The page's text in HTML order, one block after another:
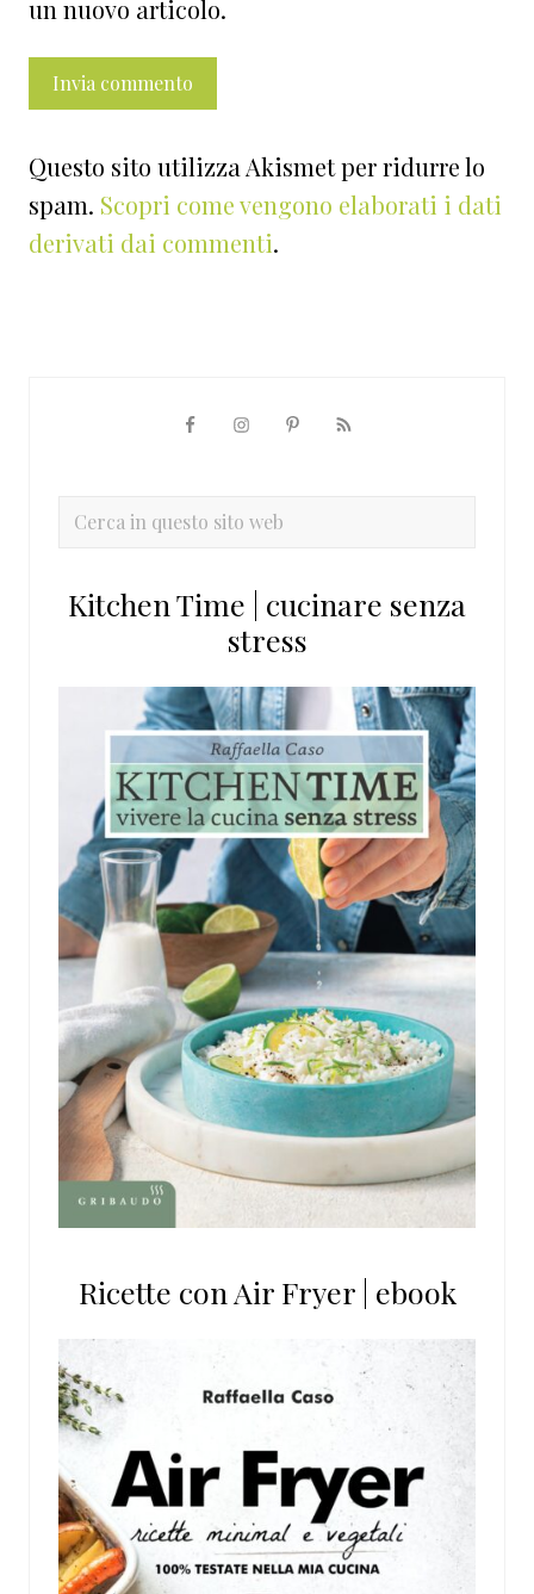
un nuovo articolo.
Questo sito utilizza Akismet per ridurre lo
spam. Scopri come vengono elaborati i dati
derivati dai commenti.
primaria
Cerca
sito
Kitchen Time | cucinare senza
stress
Ricette con Air Fryer | ebook